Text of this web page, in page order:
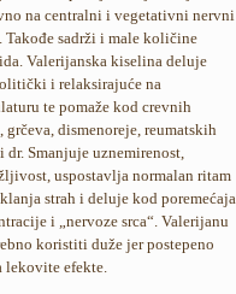
na centralni i vegetativni nervni
Takođe sadrži i male količine
Valerijanska kiselina deluje
i relaksirajuće na
te pomaže kod crevnih
dismenoreje, reumatskih
dr. Smanjuje uznemirenost,
uspostavlja normalan ritam
strah i deluje kod poremećaja
i „nervoze srca“. Valerijanu
koristiti duže jer postepeno
lekovite efekte.